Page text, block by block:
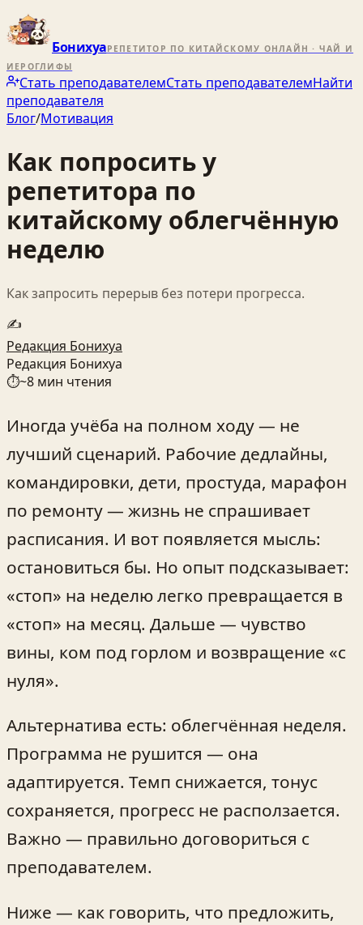
БонихуаРЕПЕТИТОР ПО КИТАЙСКОМУ ОНЛАЙН · ЧАЙ И
ИЕРОГЛИФЫ
Стать преподавателемСтать преподавателемНайти
преподавателя
Блог/Мотивация
Как попросить у
репетитора по
китайскому облегчённую
неделю
Как запросить перерыв без потери прогресса.
✍️
Редакция Бонихуа
Редакция Бонихуа
⏱~8 мин чтения
Иногда учёба на полном ходу — не
лучший сценарий. Рабочие дедлайны,
командировки, дети, простуда, марафон
по ремонту — жизнь не спрашивает
расписания. И вот появляется мысль:
остановиться бы. Но опыт подсказывает:
«стоп» на неделю легко превращается в
«стоп» на месяц. Дальше — чувство
вины, ком под горлом и возвращение «с
нуля».
Альтернатива есть: облегчённая неделя.
Программа не рушится — она
адаптируется. Темп снижается, тонус
сохраняется, прогресс не расползается.
Важно — правильно договориться с
преподавателем.
Ниже — как говорить, что предложить,